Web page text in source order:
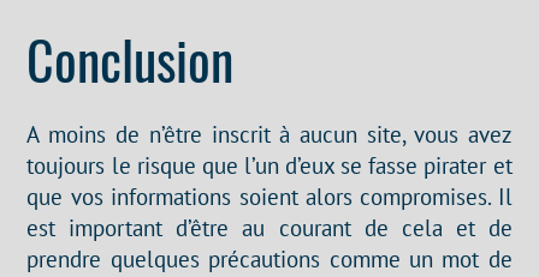
Conclusion
A moins de n’être inscrit à aucun site, vous avez
toujours le risque que l’un d’eux se fasse pirater et
que vos informations soient alors compromises. Il
est important d’être au courant de cela et de
prendre quelques précautions comme un mot de